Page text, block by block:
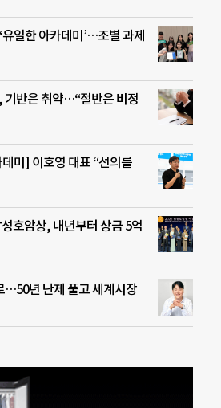
일한 아카데미’…조별 과제
기반은 취약…“절반은 비정
미] 이호영 대표 “선의를
호암상, 내년부터 상금 5억
…50년 난제 풀고 세계시장